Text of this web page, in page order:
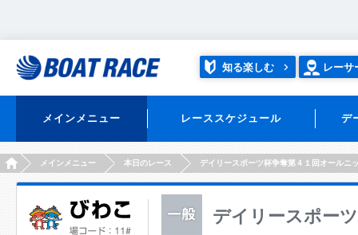
知る楽しむ レーサ
メインメニュー レーススケジュール デ
HOMEメインメニュー 本日のレース デイリースポーツ杯争奪第４１回オールニ
デイリースポー